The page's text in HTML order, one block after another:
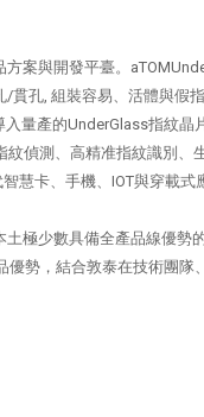
案與開發平臺。
孔, 組裝容易、活體與假
量產的UnderGlass指紋晶
偵測、高精准指紋識別、
慧卡、手機、IOT與穿載
極少數具備全產品線優勢
勢，結合敦泰在技術團